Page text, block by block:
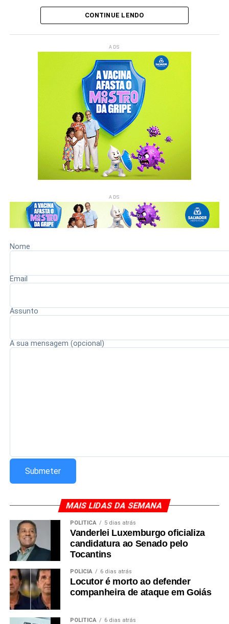
busca garantir o cumprimento da determinação judicial e
o andamento das medidas previstas no processo.
de uma facção criminosa, sendo investigado por sua
suposta participação na estrutura e nas atividades do
A decisão judicial representa mais uma medida adotada
pelas forças de segurança no enfrentamento às
organizações criminosas na Bahia. As investigações
continuam para esclarecer a atuação dos envolvidos e
identificar possíveis conexões dentro da estrutura da
Redação Saiba+
CONTINUE LENDO
ADS
ADS
Nome
Email
Assunto
A sua mensagem (opcional)
MAIS LIDAS DA SEMANA
POLÍTICA 5 dias atrás
Vanderlei Luxemburgo oficializa
candidatura ao Senado pelo
Tocantins
POLÍCIA 6 dias atrás
Locutor é morto ao defender
companheira de ataque em Goiás
POLÍTICA 6 dias atrás